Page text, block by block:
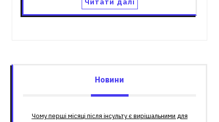
Новини
Чому перші місяці після інсульту є вирішальними для